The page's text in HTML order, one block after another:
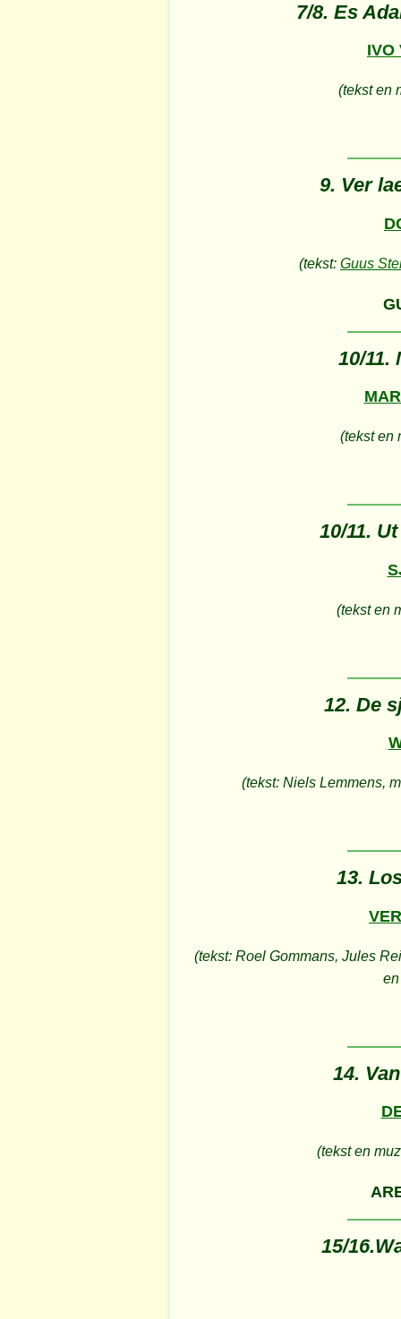
7/8. Es
IVO
(tekst en
9. Ver
(tekst: Guus
10/11.
(tekst en
10/11.
(tekst en
12. De
(tekst: Niels Lemmens,
13.
(tekst: Roel Gommans, Jules
14.
(tekst en
15/